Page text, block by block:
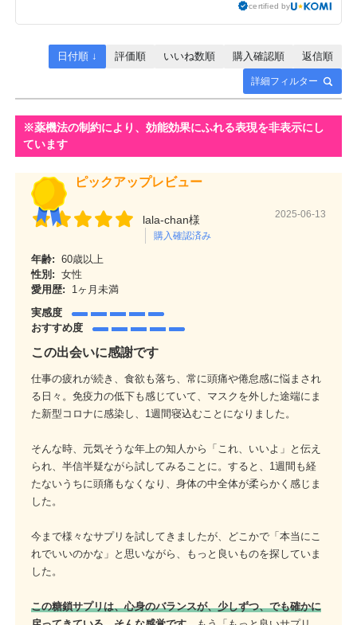
certified by
詳細フィルター
日付順 ↓ 評価順 いいね数順 購入確認順 返信順
ピックアップレビュー
lala-chan様
購入確認済み
2025-06-13
年齢: 60歳以上
性別: 女性
愛用歴:
1ヶ月未満
実感度
おすすめ度
この出会いに感謝です
仕事の疲れが続き、食欲も落ち、常に頭痛や倦怠感に悩まされ
る日々。免疫力の低下も感じていて、マスクを外した途端にま
た新型コロナに感染し、1週間寝込むことになりました。
そんな時、元気そうな年上の知人から「これ、いいよ」と伝え
られ、半信半疑ながら試してみることに。すると、1週間も経
たないうちに頭痛もなくなり、身体の中全体が柔らかく感じま
した。
今まで様々なサプリを試してきましたが、どこかで「本当にこ
れでいいのかな」と思いながら、もっと良いものを探していま
した。
この糖鎖サプリは、心身のバランスが、少しずつ、でも確かに